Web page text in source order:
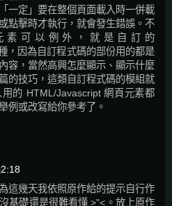
一定」要在整個頁面載入時一併載
點擊時才執行，就會發生錯誤。不
素可以例外，就是自訂的
，因為自訂程式碼的部份用的都是
容，當然高興怎麼顯示、顯示什麼
的技巧，這類自訂程式碼的模組就
的 HTML/Javascript 網頁元素都
例或改寫給你參考了。
這幾天我依照原作給的提示自行作
基礎還是很難看懂 >"<。放上原作